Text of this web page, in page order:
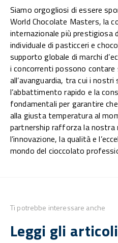
Siamo orgogliosi di essere
World Chocolate Masters, la
internazionale più prestigiosa
individuale di pasticceri e
supporto globale di marchi
i concorrenti possono
all’avanguardia, tra cui i
l’abbattimento rapido e la
fondamentali per garantire
alla giusta temperatura al
partnership rafforza la nostra
l’innovazione, la qualità e
mondo del cioccolato
Ti potrebbe interessare anche
Leggi gli